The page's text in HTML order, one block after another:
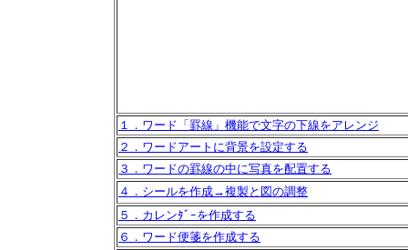
１．ワード「罫線」機能で文字の下線をアレンジ
２．ワードアートに背景を設定する
３．ワードの罫線の中に写真を配置する
４．シールを作成→複製と図の調整
５．カレンﾀﾞｰを作成する
６．ワード便箋を作成する